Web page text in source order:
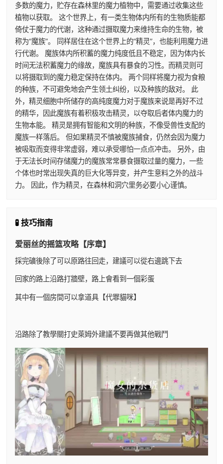
多数的魔力，贮存在森林里的魔力植物中，需要通过收集这些
植物以获取。 这个世界上，有一类生物体内所有的生物质能都
倚仗于魔力的代谢，这种通过摄取魔力来维持生命的生物，被
称为“魔族”。 同样居住在这个世界上的“精灵”，也能利用魔力进
行代谢。 魔族体内所积蓄的魔力纯度低且不稳定，因为体内长
时间无法积蓄魔力的缘故，魔族具有暴食的习性。而精灵则可
以将摄取到的魔力稳定保持在体内。 两个同样将魔力视为食粮
的种族，不可避免地会产生领土纠纷，以及种族的敌对。 此
外，精灵细胞中所储存的高纯度魔力对于魔族来说是再好不过
的精华，因此魔族有着积极攻击精灵，以夺取后者体内魔力的
生物本能。 精灵是拥有智能和文明的种族，不像受兽性支配的
魔族一样落后。 但如果精灵不慎被魔族捕食，仍然会因为魔力
被吸取而变得非常虚弱，难以承受哪怕一点点冲击。 另外，由
于无法长时间存储魔力的魔族常常暴食摄取过量的魔力，一些
个体也时常出现失真的巨大化等异变，并产生意料之外的战斗
力。 因此，作为精灵，在森林和洞穴里务必要小心谨慎。
🧪 技巧指南
爱丽丝的摇篮攻略【序章】
採完礦後除了可以原路往回走，建議可以從右邊跳下去
回家的路上沿路打牆壁，路上會看到一個彩蛋
其中有一個房間可以拿道具【代罪貓咪】
沿路除了教學關打史萊姆外建議不要再做其他戰鬥